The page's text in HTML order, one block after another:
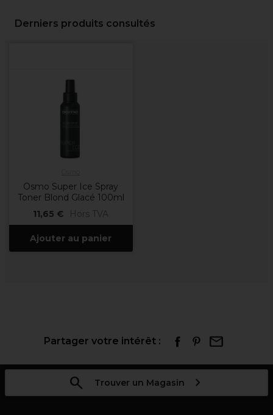
Derniers produits consultés
Osmo Super Ice Spray
Toner Blond Glacé 100ml
11,65 €
Hors TVA
Ajouter au panier
Partager votre intérêt :
Trouver un Magasin